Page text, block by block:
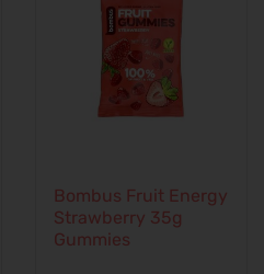
Bombus Fruit Energy
Strawberry 35g
Gummies